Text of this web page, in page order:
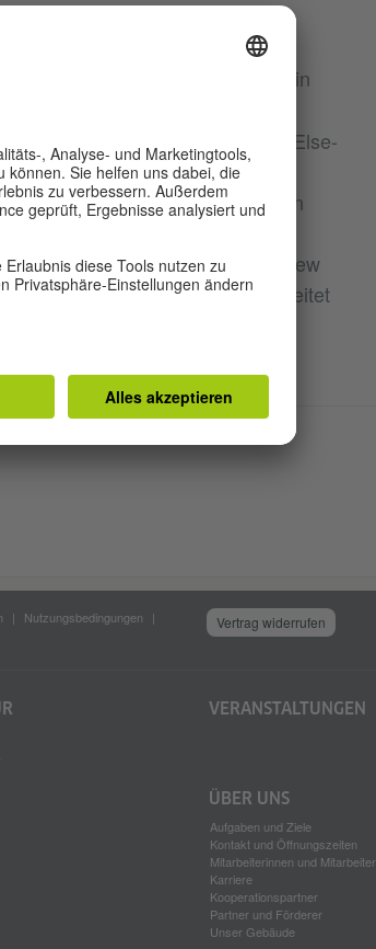
gewann 2013 den
für junge Dramatikerinnen und
am Deutschen Theater Berlin
Stück
Stückemarkt im Jahr 2016, den Else-
auch 2016, war 2018
2016 auf der Shortlist für den
wurden an Theatern in
Schweden, London, New
Doktortitel in Englisch und arbeitet
Nutzungsbedingungen
Vertrag widerrufen
VERANSTALTUNGEN
ÜBER UNS
Aufgaben und Ziele
Kontakt und Öffnungszeiten
Mitarbeiterinnen und Mitarbeiter
Karriere
Kooperationspartner
Partner und Förderer
Unser Gebäude